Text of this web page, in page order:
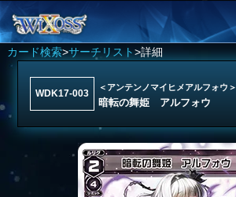
カード検索>サーチリスト>詳細
WDK17-003
＜アンテンノマイヒメアルフォウ＞
暗転の舞姫 アルフォウ